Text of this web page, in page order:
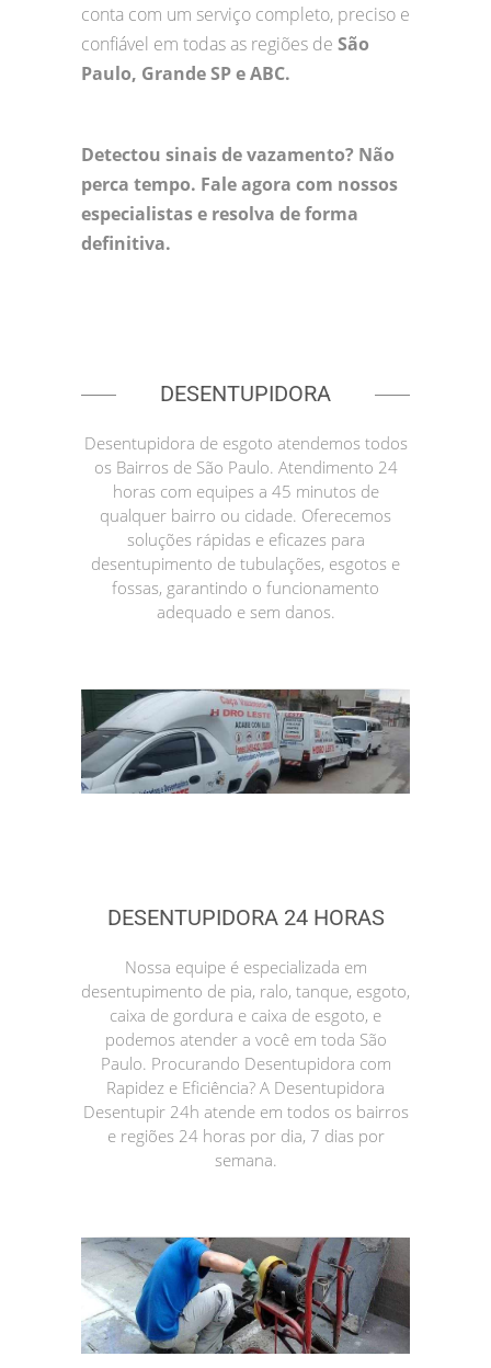
conta com um serviço completo, preciso e
confiável em todas as regiões de São
Paulo, Grande SP e ABC.
Detectou sinais de vazamento? Não
perca tempo. Fale agora com nossos
especialistas e resolva de forma
definitiva.
DESENTUPIDORA
Desentupidora de esgoto atendemos todos
os Bairros de São Paulo. Atendimento 24
horas com equipes a 45 minutos de
qualquer bairro ou cidade. Oferecemos
soluções rápidas e eficazes para
desentupimento de tubulações, esgotos e
fossas, garantindo o funcionamento
adequado e sem danos.
DESENTUPIDORA 24 HORAS
Nossa equipe é especializada em
desentupimento de pia, ralo, tanque, esgoto,
caixa de gordura e caixa de esgoto, e
podemos atender a você em toda São
Paulo. Procurando Desentupidora com
Rapidez e Eficiência? A Desentupidora
Desentupir 24h atende em todos os bairros
e regiões 24 horas por dia, 7 dias por
semana.